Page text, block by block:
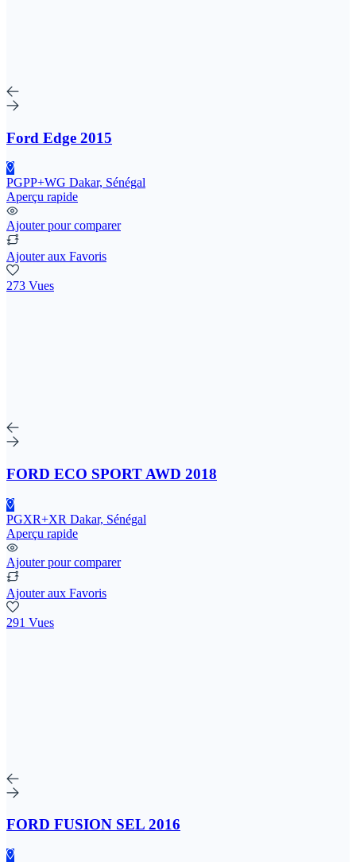
Ford Edge 2015
PGPP+WG Dakar, Sénégal
Aperçu rapide
Ajouter pour comparer
Ajouter aux Favoris
273 Vues
FORD ECO SPORT AWD 2018
PGXR+XR Dakar, Sénégal
Aperçu rapide
Ajouter pour comparer
Ajouter aux Favoris
291 Vues
FORD FUSION SEL 2016